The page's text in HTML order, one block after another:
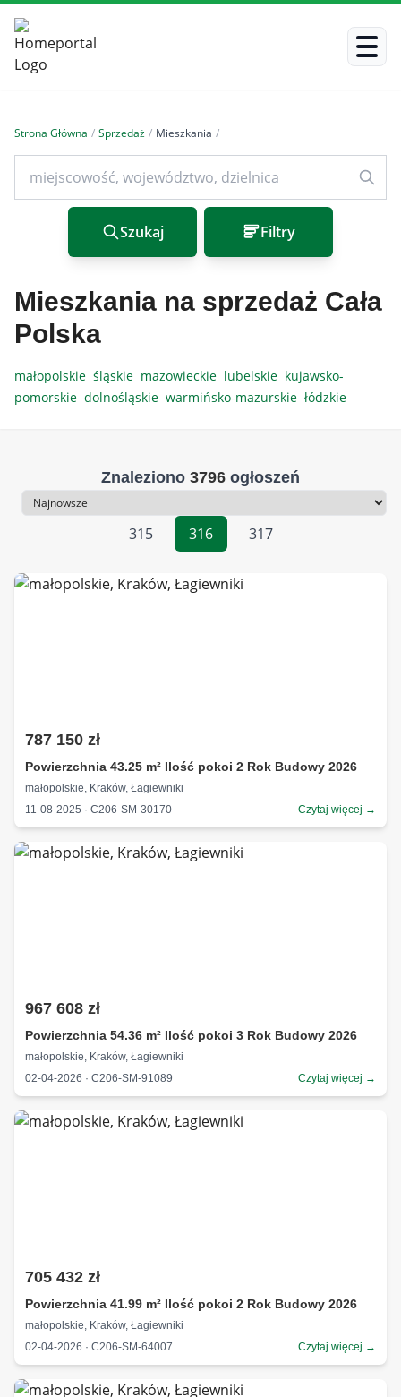
Strona Główna / Sprzedaż / Mieszkania /
Szukaj Filtry
Mieszkania na sprzedaż Cała
Polska
małopolskie śląskie mazowieckie lubelskie kujawsko-
pomorskie dolnośląskie warmińsko-mazurskie łódzkie
Znaleziono 3796 ogłoszeń
Sortowanie
315
316 317
787 150 zł
Powierzchnia 43.25 m² Ilość pokoi 2 Rok Budowy 2026
małopolskie, Kraków, Łagiewniki
11-08-2025 · C206-SM-30170
Czytaj więcej →
967 608 zł
Powierzchnia 54.36 m² Ilość pokoi 3 Rok Budowy 2026
małopolskie, Kraków, Łagiewniki
02-04-2026 · C206-SM-91089
Czytaj więcej →
705 432 zł
Powierzchnia 41.99 m² Ilość pokoi 2 Rok Budowy 2026
małopolskie, Kraków, Łagiewniki
02-04-2026 · C206-SM-64007
Czytaj więcej →